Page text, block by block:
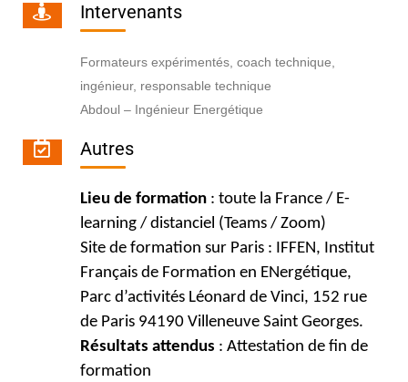
Intervenants
Formateurs expérimentés, coach technique,
ingénieur, responsable technique
Abdoul – Ingénieur Energétique
Autres
Lieu de formation: toute la France / E-
learning / distanciel (Teams / Zoom)
Site de formation sur Paris : IFFEN, Institut
Français de Formation en ENergétique,
Parc d’activités Léonard de Vinci, 152 rue
de Paris 94190 Villeneuve Saint Georges.
Résultats attendus : Attestation de fin de
formation